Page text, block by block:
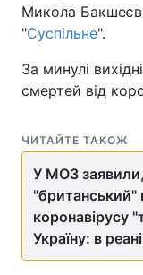
Микола Бакшеєв
"Суспільне".
За минулі
смертей від
ЧИТАЙТЕ ТАКОЖ
У МОЗ
коронавірусу
Україну: в